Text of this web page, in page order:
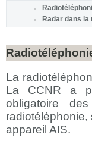
Radar dans
La
La CCNR a
obligatoire
radiotéléphonie,
appareil AIS.